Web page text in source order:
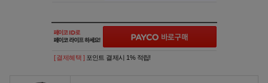
[ 결제혜택 ] 포인트 결제시 1% 적립!